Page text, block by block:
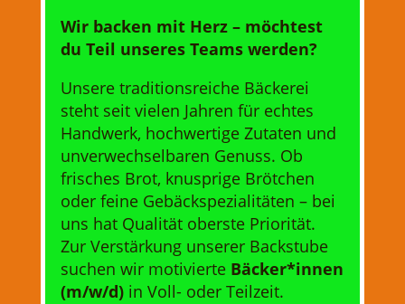
Wir backen mit Herz – möchtest
du Teil unseres Teams werden?
Unsere traditionsreiche Bäckerei
steht seit vielen Jahren für echtes
Handwerk, hochwertige Zutaten und
unverwechselbaren Genuss. Ob
frisches Brot, knusprige Brötchen
oder feine Gebäckspezialitäten – bei
uns hat Qualität oberste Priorität.
Zur Verstärkung unserer Backstube
suchen wir motivierte Bäcker*innen
(m/w/d) in Voll- oder Teilzeit.